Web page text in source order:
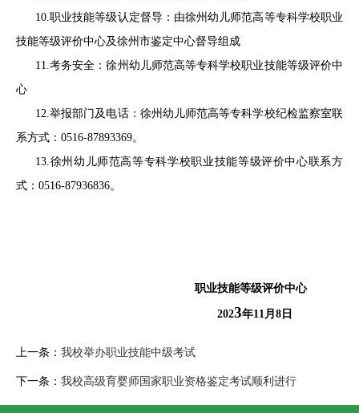
10.职业技能等级认定督导：由徐州幼儿师范高等专科学校职业
技能等级评价中心及徐州市鉴定中心督导组成
11.考务安全：徐州幼儿师范高等专科学校职业技能等级评价中
心
12.举报部门及电话：徐州幼儿师范高等专科学校纪检监察室联
系方式：0516-87893369。
13.徐州幼儿师范高等专科学校职业技能等级评价中心联系方
式：0516-87936836。
职业技能等级评价中心
2023年11月8 日
上一条： 我校举办职业技能中级考试
下一条： 我校高级育婴师国家职业资格鉴定考试顺利进行